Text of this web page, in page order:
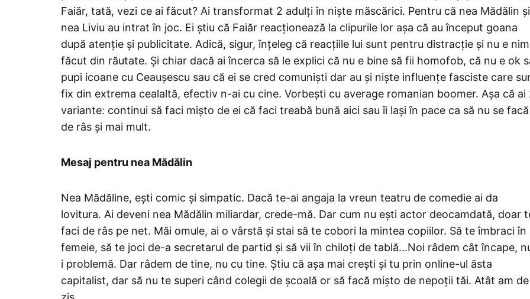
Faiăr, tată, vezi ce ai făcut? Ai transformat 2 adulți în niște măscărici. Pentru că nea Mădălin și
nea Liviu au intrat în joc. Ei știu că Faiăr reacționează la clipurile lor așa că au început goana
după atenție și publicitate. Adică, sigur, înțeleg că reacțiile lui sunt pentru distracție și nu e
făcut din răutate. Și chiar dacă ai încerca să le explici că nu e bine să fii homofob, că nu e ok
pupi icoane cu Ceaușescu sau că ei se cred comuniști dar au și niște influențe fasciste care
fix din extrema cealaltă, efectiv n-ai cu cine. Vorbești cu average romanian boomer. Așa că ai
variante: continui să faci mișto de ei că faci treabă bună aici sau îi lași în pace ca să nu se facă
de râs și mai mult.
Mesaj pentru nea Mădălin
Nea Mădăline, ești comic și simpatic. Dacă te-ai angaja la vreun teatru de comedie ai da
lovitura. Ai deveni nea Mădălin miliardar, crede-mă. Dar cum nu ești actor deocamdată, doar
faci de râs pe net. Măi omule, ai o vârstă și stai să te cobori la mintea copiilor. Să te îmbraci în
femeie, să te joci de-a secretarul de partid și să vii în chiloți de tablă…Noi râdem cât încape,
i problemă. Dar râdem de tine, nu cu tine. Știu că așa mai crești și tu prin online-ul ăsta
capitalist, dar să nu te superi când colegii de școală or să facă mișto de nepoții tăi. Atât am de